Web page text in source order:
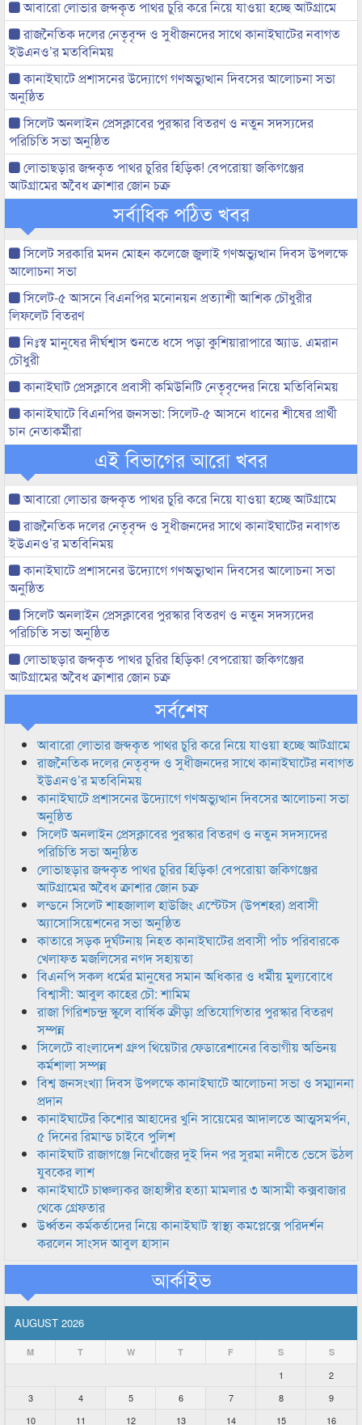
আবারো লোভার জব্দকৃত পাথর চুরি করে নিয়ে যাওয়া হচ্ছে আটগ্রামে
রাজনৈতিক দলের নেতৃবৃন্দ ও সুধীজনদের সাথে কানাইঘাটের নবাগত
ইউএনও’র মতবিনিময়
কানাইঘাটে প্রশাসনের উদ্যোগে গণঅভ্যুত্থান দিবসের আলোচনা সভা
অনুষ্ঠিত
সিলেট অনলাইন প্রেসক্লাবের পুরস্কার বিতরণ ও নতুন সদস্যদের
পরিচিতি সভা অনুষ্ঠিত
লোভাছড়ার জব্দকৃত পাথর চুরির হিড়িক! বেপরোয়া জকিগঞ্জের
আটগ্রামের অবৈধ ক্রাশার জোন চক্র
সর্বাধিক পঠিত খবর
সিলেট সরকারি মদন মোহন কলেজে জুলাই গণঅভ্যুত্থান দিবস উপলক্ষে
আলোচনা সভা
সিলেট-৫ আসনে বিএনপির মনোনয়ন প্রত্যাশী আশিক চৌধুরীর
লিফলেট বিতরণ
নিঃস্ব মানুষের দীর্ঘশ্বাস শুনতে ধসে পড়া কুশিয়ারাপারে অ্যাড. এমরান
চৌধুরী
কানাইঘাট প্রেসক্লাবে প্রবাসী কমিউনিটি নেতৃবৃন্দের নিয়ে মতিবিনিময়
কানাইঘাটে বিএনপির জনসভা: সিলেট-৫ আসনে ধানের শীষের প্রার্থী
চান নেতাকর্মীরা
এই বিভাগের আরো খবর
আবারো লোভার জব্দকৃত পাথর চুরি করে নিয়ে যাওয়া হচ্ছে আটগ্রামে
রাজনৈতিক দলের নেতৃবৃন্দ ও সুধীজনদের সাথে কানাইঘাটের নবাগত
ইউএনও’র মতবিনিময়
কানাইঘাটে প্রশাসনের উদ্যোগে গণঅভ্যুত্থান দিবসের আলোচনা সভা
অনুষ্ঠিত
সিলেট অনলাইন প্রেসক্লাবের পুরস্কার বিতরণ ও নতুন সদস্যদের
পরিচিতি সভা অনুষ্ঠিত
লোভাছড়ার জব্দকৃত পাথর চুরির হিড়িক! বেপরোয়া জকিগঞ্জের
আটগ্রামের অবৈধ ক্রাশার জোন চক্র
সর্বশেষ
আবারো লোভার জব্দকৃত পাথর চুরি করে নিয়ে যাওয়া হচ্ছে আটগ্রামে
রাজনৈতিক দলের নেতৃবৃন্দ ও সুধীজনদের সাথে কানাইঘাটের নবাগত
ইউএনও’র মতবিনিময়
কানাইঘাটে প্রশাসনের উদ্যোগে গণঅভ্যুত্থান দিবসের আলোচনা সভা
অনুষ্ঠিত
সিলেট অনলাইন প্রেসক্লাবের পুরস্কার বিতরণ ও নতুন সদস্যদের
পরিচিতি সভা অনুষ্ঠিত
লোভাছড়ার জব্দকৃত পাথর চুরির হিড়িক! বেপরোয়া জকিগঞ্জের
আটগ্রামের অবৈধ ক্রাশার জোন চক্র
লন্ডনে সিলেট শাহজালাল হাউজিং এস্টেটস (উপশহর) প্রবাসী
অ্যাসোসিয়েশনের সভা অনুষ্ঠিত
কাতারে সড়ক দুর্ঘটনায় নিহত কানাইঘাটের প্রবাসী পাঁচ পরিবারকে
খেলাফত মজলিসের নগদ সহায়তা
বিএনপি সকল ধর্মের মানুষের সমান অধিকার ও ধর্মীয় মুল্যবোধে
বিশ্বাসী: আবুল কাহের চৌ: শামিম
রাজা গিরিশচন্দ্র স্কুলে বার্ষিক ক্রীড়া প্রতিযোগিতার পুরস্কার বিতরণ
সম্পন্ন
সিলেটে বাংলাদেশ গ্রুপ থিয়েটার ফেডারেশানের বিভাগীয় অভিনয়
কর্মশালা সম্পন্ন
বিশ্ব জনসংখ্যা দিবস উপলক্ষে কানাইঘাটে আলোচনা সভা ও সম্মাননা
প্রদান
কানাইঘাটের কিশোর আহাদের খুনি সায়েমের আদালতে আত্মসমর্পন,
৫ দিনের রিমান্ড চাইবে পুলিশ
কানাইঘাট রাজাগঞ্জে নিখোঁজের দুই দিন পর সুরমা নদীতে ভেসে উঠল
যুবকের লাশ
কানাইঘাটে চাঞ্চল্যকর জাহাঙ্গীর হত্যা মামলার ৩ আসামী কক্সবাজার
থেকে গ্রেফতার
উর্ধ্বতন কর্মকর্তাদের নিয়ে কানাইঘাট স্বাস্থ্য কমপ্লেক্সে পরিদর্শন
করলেন সাংসদ আবুল হাসান
আর্কাইভ
AUGUST 2026
M T W T F S S
1
2
3
4 5 6 7 8
9
10
11 12 13 14 15 16